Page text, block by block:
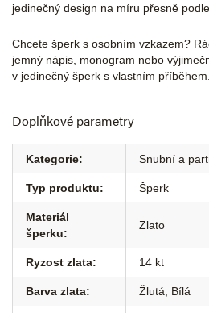
jedinečný design na míru přesně
Chcete šperk s osobním vzkazem?
jemný nápis, monogram nebo
v jedinečný šperk s vlastním příběhem.
Doplňkové parametry
Kategorie: Snubní a
Typ produktu: Šperk
Materiál
šperku:
Zlato
Ryzost zlata: 14 kt
Barva zlata: Žlutá Bílá